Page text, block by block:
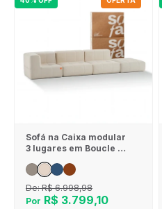
Sofá na Caixa modular
3 lugares em Boucle - 1
Braço com Chaise -
Linho
De:R$ 6.998,98
Por R$ 3.799,10